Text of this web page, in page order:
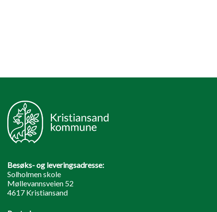
Besøks- og leveringsadresse:
Solholmen skole
Møllevannsveien 52
4617 Kristiansand